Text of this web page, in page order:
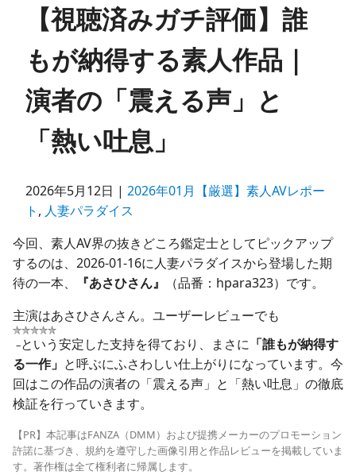
【視聴済みガチ評価】誰
もが納得する素人作品｜
演者の「震える声」と
「熱い吐息」
2026年5月12日 | 2026年01月【厳選】素人AVレポー
ト , 人妻パラダイス
今回、素人AV界の抜きどころ鑑定士としてピックアップ
するのは、2026-01-16に人妻パラダイスから登場した期
待の一本、
『あさひさん』
（品番：hpara323）です。
主演はあさひさんさん。ユーザーレビューでも
–という安定した支持を得ており、まさに 「誰もが納得す
る一作」 と呼ぶにふさわしい仕上がりになっています。今
回はこの作品の演者の「震える声」と「熱い吐息」の徹底
検証を行っていきます。
【PR】本記事はFANZA（DMM）および提携メーカーのプロモーション
許諾に基づき、規約を遵守した画像引用と作品レビューを掲載していま
す。著作権は全て権利者に帰属します。